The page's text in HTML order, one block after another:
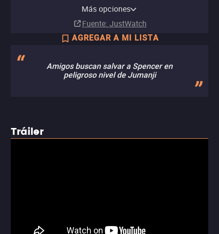
Más opciones
Fuente: JustWatch
AGREGAR A MI LISTA
Amigos buscan salvar a Spencer en
peligroso nivel de Jumanji
Tráiler